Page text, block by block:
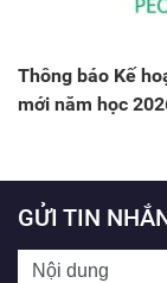
Thông báo Kế
mới năm học
GỬI TIN